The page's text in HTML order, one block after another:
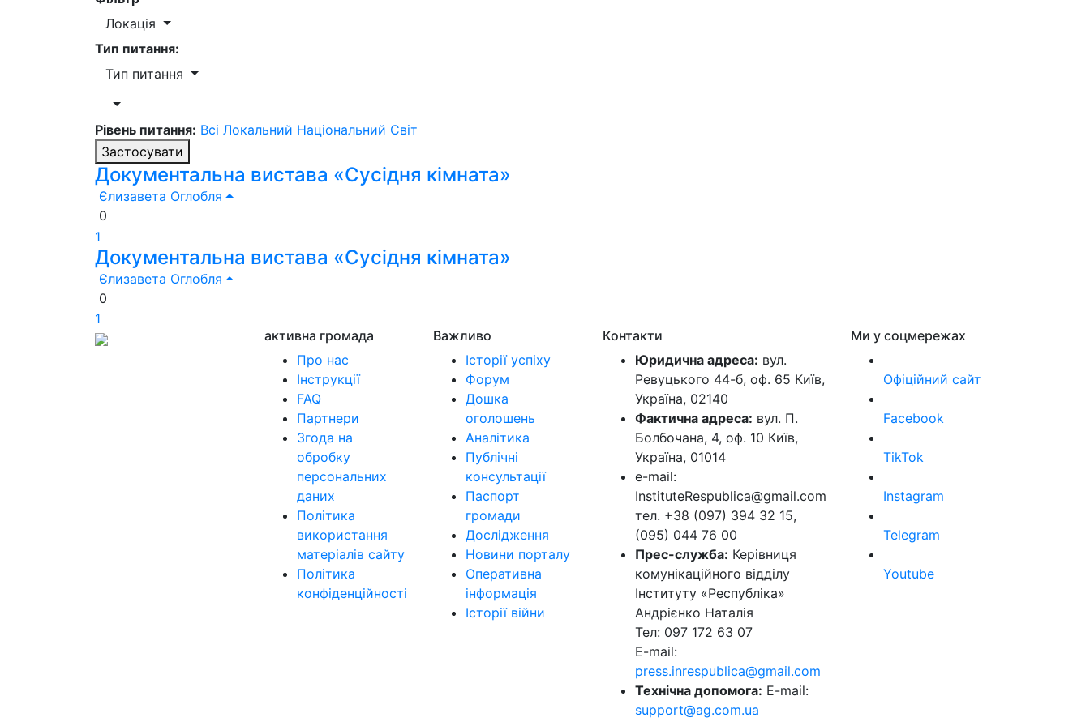
Локація
Тип питання:
Тип питання
Рівень питання: Всі Локальний Національний Світ
Застосувати
Документальна вистава «Сусідня кімната»
Єлизавета Оглобля
0
1
Документальна вистава «Сусідня кімната»
Єлизавета Оглобля
0
1
активна громада
Про нас
Інструкції
FAQ
Партнери
Згода на
обробку
персональних
даних
Політика
використання
матеріалів сайту
Політика
конфіденційності
Важливо
Історії успіху
Форум
Дошка
оголошень
Аналітика
Публічні
консультації
Паспорт
громади
Дослідження
Новини порталу
Оперативна
інформація
Історії війни
Контакти
Юридична адреса: вул.
Ревуцького 44-б, оф. 65 Київ,
Україна, 02140
Фактична адреса: вул. П.
Болбочана, 4, оф. 10 Київ,
Україна, 01014
e-mail:
InstituteRespublica@gmail.com
тел. +38 (097) 394 32 15,
(095) 044 76 00
Прес-служба: Керівниця
комунікаційного відділу
Інституту «Республіка»
Андрієнко Наталія
Тел: 097 172 63 07
E-mail:
press.inrespublica@gmail.com
Технічна допомога: E-mail:
support@ag.com.ua
Ми у соцмережах
Офіційний сайт
Facebook
TikTok
Instagram
Telegram
Youtube